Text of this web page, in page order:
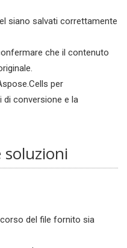
siano salvati correttamente
che il contenuto
per
conversione e la
del file fornito sia